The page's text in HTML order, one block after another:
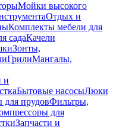
Мойки высокого
Отдых и
Комплекты мебели для
садаКачели
Зонты,
ГрилиМангалы,
и
Бытовые насосыЛюки
для прудовФильтры,
для
Запчасти и